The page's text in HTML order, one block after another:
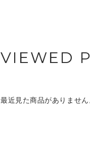
VIEWED
最近見た商品がありません